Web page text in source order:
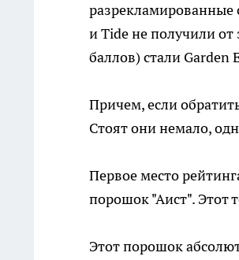
разрекламированные
и Tide не получили от
баллов) стали Garden
Причем, если
Стоят они немало,
Первое место
порошок "Аист". Этот
Этот порошок